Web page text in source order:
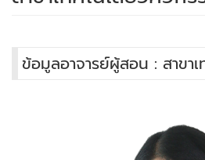
ข้อมูลอาจารย์ผู้สอน : สาขา